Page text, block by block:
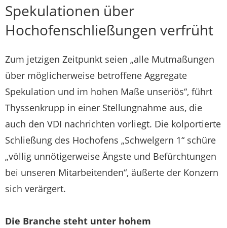
Spekulationen über
Hochofenschließungen verfrüht
Zum jetzigen Zeitpunkt seien „alle Mutmaßungen
über möglicherweise betroffene Aggregate
Spekulation und im hohen Maße unseriös“, führt
Thyssenkrupp in einer Stellungnahme aus, die
auch den VDI nachrichten vorliegt. Die kolportierte
Schließung des Hochofens „Schwelgern 1“ schüre
„völlig unnötigerweise Ängste und Befürchtungen
bei unseren Mitarbeitenden“, äußerte der Konzern
sich verärgert.
Die Branche steht unter hohem